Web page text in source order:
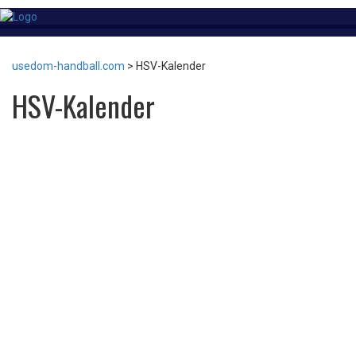
usedom-handball.com > HSV-Kalender
HSV-Kalender